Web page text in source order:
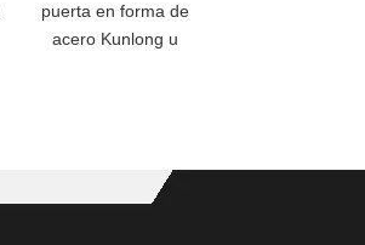
puerta en forma de
acero Kunlong u